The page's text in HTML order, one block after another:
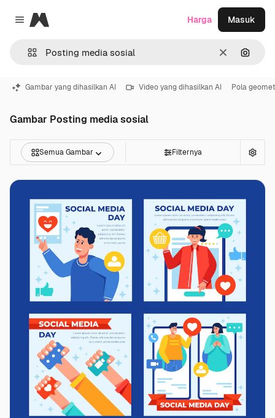
Close menu
Magnific
Jernih
Harga Masuk
Gambar yang dihasilkan AI Video yang dihasilkan AI Pola
Gambar Posting media sosial
Semua Gambar Filternya